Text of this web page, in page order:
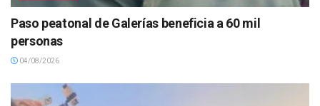
Paso peatonal de Galerías beneficia a 60 mil
personas
04/08/2026